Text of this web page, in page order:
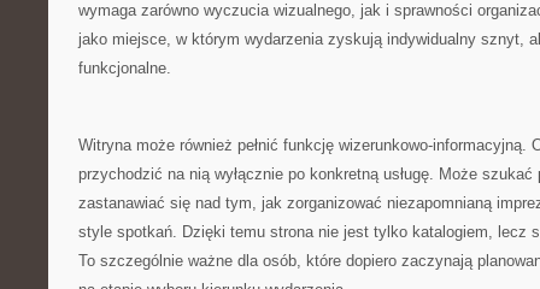
wymaga zarówno wyczucia wizualnego, jak i sprawności
jako miejsce, w którym wydarzenia zyskują indywidualny sznyt,
funkcjonalne.
Witryna może również pełnić funkcję wizerunkowo-informacyjną.
przychodzić na nią wyłącznie po konkretną usługę. Może szukać
zastanawiać się nad tym, jak zorganizować niezapomnianą
style spotkań. Dzięki temu strona nie jest tylko katalogiem, lecz
To szczególnie ważne dla osób, które dopiero zaczynają